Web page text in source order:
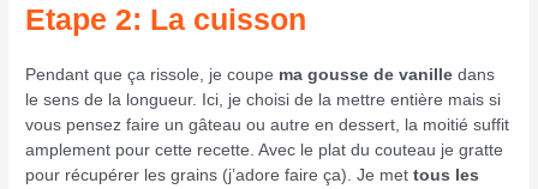
Etape 2: La cuisson
Pendant que ça rissole, je coupe ma gousse de vanille dans
le sens de la longueur. Ici, je choisi de la mettre entière mais si
vous pensez faire un gâteau ou autre en dessert, la moitié suffit
amplement pour cette recette. Avec le plat du couteau je gratte
pour récupérer les grains (j’adore faire ça). Je mettous les